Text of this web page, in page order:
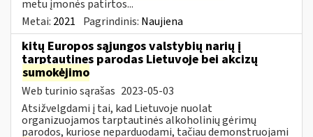
metu įmonės patirtos...
Metai: 2021 Pagrindinis: Naujiena
kitų Europos sąjungos valstybių narių į
tarptautines parodas Lietuvoje bei akcizų
sumokėjimo
Web turinio sąrašas 2023-05-03
Atsižvelgdami į tai, kad Lietuvoje nuolat
organizuojamos tarptautinės alkoholinių gėrimų
parodos, kuriose neparduodami, tačiau demonstruojami